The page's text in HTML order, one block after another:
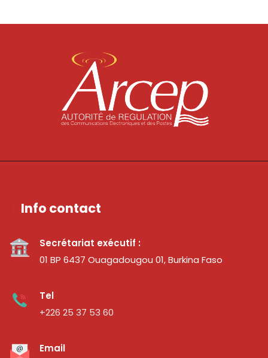
Info contact
Secrétariat exécutif :
01 BP 6437 Ouagadougou 01, Burkina Faso
Tel
+226 25 37 53 60
Email